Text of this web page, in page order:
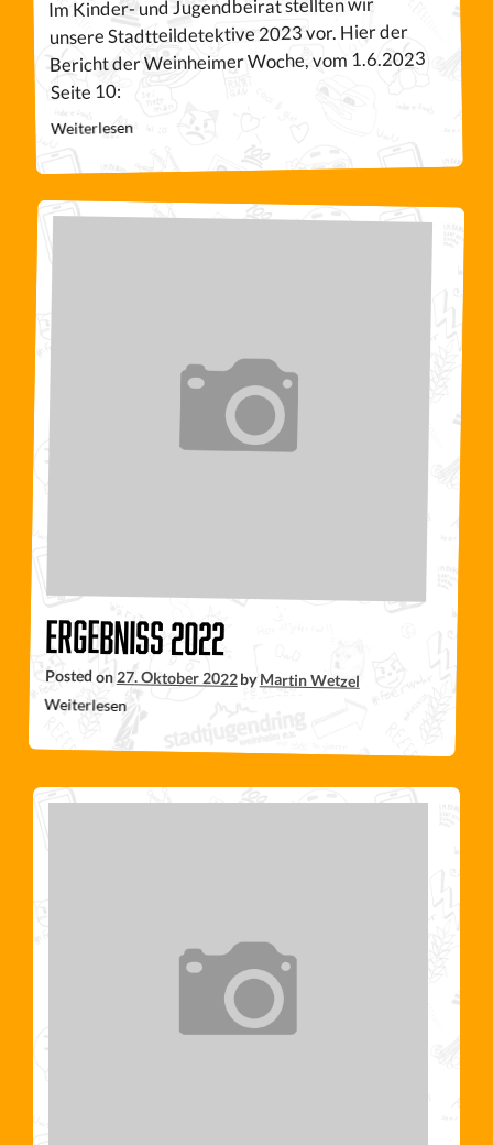
Im Kinder- und Jugendbeirat stellten wir
unsere Stadtteildetektive 2023 vor. Hier der
Bericht der Weinheimer Woche, vom 1.6.2023
Seite 10:
Weiterlesen
Ergebniss 2022
Posted on27. Oktober 2022byMartin Wetzel
Weiterlesen